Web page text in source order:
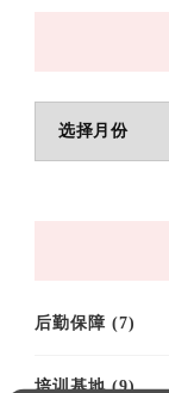
章
后勤保障 (7)
培训基地(9)